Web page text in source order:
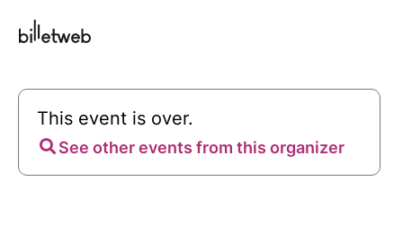
This event is over.
See other events from this organizer